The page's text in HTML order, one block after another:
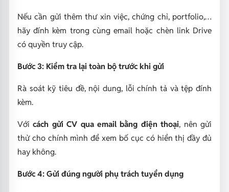
Nếu cần gửi thêm thư xin việc, chứng chỉ, portfolio,…
hãy đính kèm trong cùng email hoặc chèn link Drive
có quyền truy cập.
Bước 3: Kiểm tra lại toàn bộ trước khi gửi
Rà soát kỹ tiêu đề, nội dung, lỗi chính tả và tệp đính
kèm.
Vớicách gửi CV qua email bằng điện thoại, nên gửi
thử cho chính mình để xem bố cục có hiển thị đầy đủ
hay không.
Bước 4: Gửi đúng người phụ trách tuyển dụng